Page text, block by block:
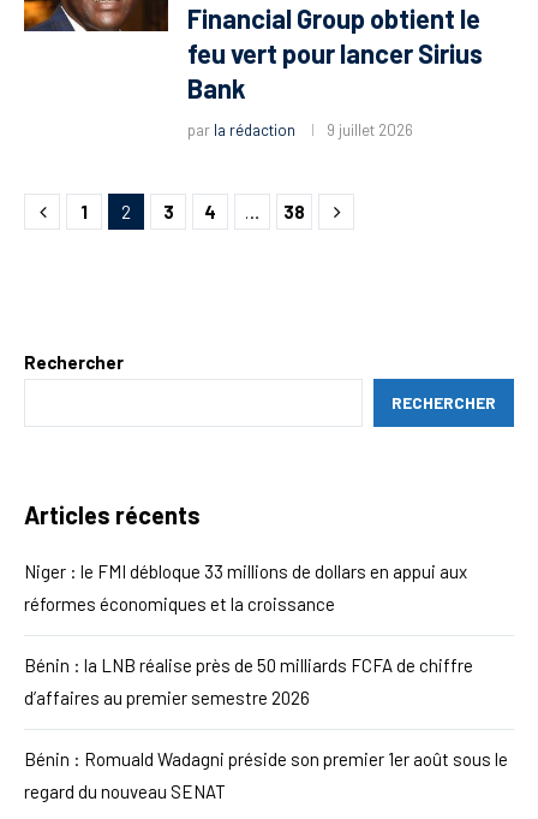
Financial Group obtient le
feu vert pour lancer Sirius
Bank
par la rédaction 9 juillet 2026
1 2 3 4 … 38
Rechercher
RECHERCHER
Articles récents
Niger : le FMI débloque 33 millions de dollars en appui aux
réformes économiques et la croissance
Bénin : la LNB réalise près de 50 milliards FCFA de chiffre
d’affaires au premier semestre 2026
Bénin : Romuald Wadagni préside son premier 1er août sous le
regard du nouveau SENAT